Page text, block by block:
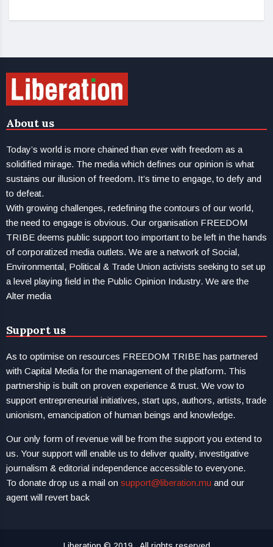
About us
Today’s world is more chained than ever with freedom as a
solidified mirage. The media which defines our opinion is what
sustains our illusion of freedom. It’s time to engage, to defy and
to defeat.
With growing challenges, redefining the contours of our world,
the need to engage is obvious. Our organisation FREEDOM
TRIBE deems public support too important to be left in the hands
of corporatized media outlets. We are a network of Social,
Environmental, Political & Trade Union activists seeking to set up
a level playing field in the Public Opinion Industry. We are the
Alter media
Support us
As to optimise on resources FREEDOM TRIBE has partnered
with Capital Media for the management of the platform. This
partnership is built on proven experience & trust. We vow to
support entrepreneurial initiatives, start ups, authors, artists, trade
unionism, emancipation of human beings and knowledge.
Our only form of revenue will be from the support you extend to
us. Your support will enable us to deliver quality, investigative
journalism & editorial independence accessible to everyone.
To donate drop us a mail on support@liberation.mu and our
agent will revert back